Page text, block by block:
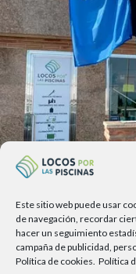
Este sitio web puede usar
de navegación, recordar
hacer un seguimiento
campaña de publicidad,
Política de cookies. Política
Av. del Sol, 2, local 6,
29740 Torre del Mar,
Lunes a viernes